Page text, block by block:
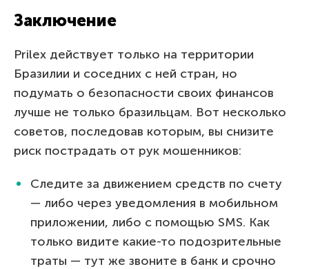
Заключение
Prilex действует только на территории
Бразилии и соседних с ней стран, но
подумать о безопасности своих финансов
лучше не только бразильцам. Вот несколько
советов, последовав которым, вы снизите
риск пострадать от рук мошенников:
Следите за движением средств по счету
— либо через уведомления в мобильном
приложении, либо с помощью SMS. Как
только видите какие-то подозрительные
траты — тут же звоните в банк и срочно